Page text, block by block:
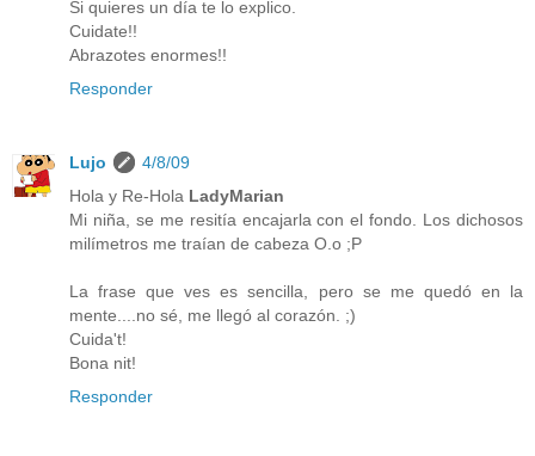
Si quieres un día te lo explico.
Cuidate!!
Abrazotes enormes!!
Responder
Lujo
4/8/09
Hola y Re-Hola LadyMarian
Mi niña, se me resitía encajarla con el fondo. Los dichosos
milímetros me traían de cabeza O.o ;P
La frase que ves es sencilla, pero se me quedó en la
mente....no sé, me llegó al corazón. ;)
Cuida't!
Bona nit!
Responder